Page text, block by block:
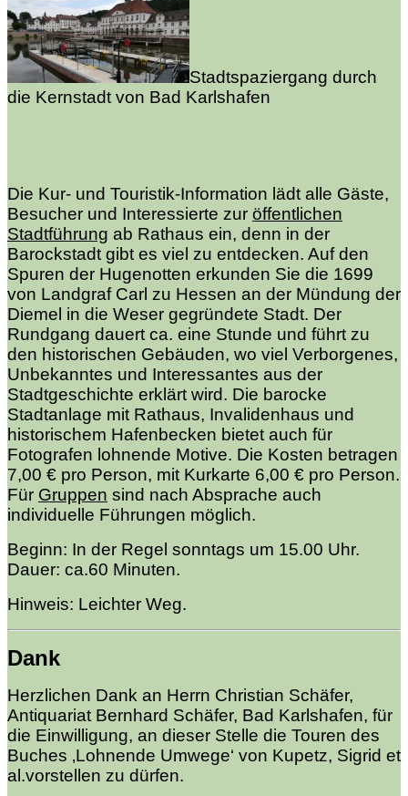
Stadtspaziergang durch
die Kernstadt von Bad Karlshafen
Die Kur- und Touristik-Information lädt alle Gäste,
Besucher und Interessierte zur öffentlichen
Stadtführung ab Rathaus ein, denn in der
Barockstadt gibt es viel zu entdecken. Auf den
Spuren der Hugenotten erkunden Sie die 1699
von Landgraf Carl zu Hessen an der Mündung der
Diemel in die Weser gegründete Stadt. Der
Rundgang dauert ca. eine Stunde und führt zu
den historischen Gebäuden, wo viel Verborgenes,
Unbekanntes und Interessantes aus der
Stadtgeschichte erklärt wird. Die barocke
Stadtanlage mit Rathaus, Invalidenhaus und
historischem Hafenbecken bietet auch für
Fotografen lohnende Motive. Die Kosten betragen
7,00 € pro Person, mit Kurkarte 6,00 € pro Person.
Für Gruppen sind nach Absprache auch
individuelle Führungen möglich.
Beginn: In der Regel sonntags um 15.00 Uhr.
Dauer: ca.60 Minuten.
Hinweis: Leichter Weg.
Dank
Herzlichen Dank an Herrn Christian Schäfer,
Antiquariat Bernhard Schäfer, Bad Karlshafen, für
die Einwilligung, an dieser Stelle die Touren des
Buches ‚Lohnende Umwege‘ von Kupetz, Sigrid et
al.vorstellen zu dürfen.